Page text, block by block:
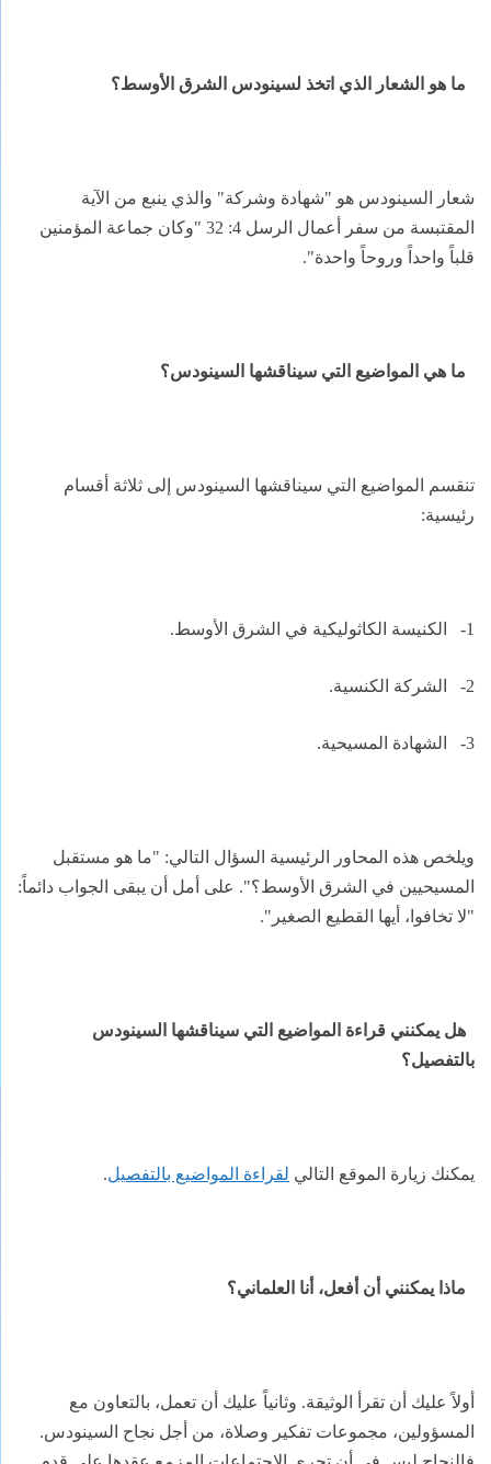
ما هو الشعار الذي اتخذ لسينودس الشرق الأوسط؟
شعار السينودس هو "شهادة وشركة" والذي ينبع من الآية
المقتبسة من سفر أعمال الرسل 4: 32 "وكان جماعة المؤمنين
قلباً واحداً وروحاً واحدة".
ما هي المواضيع التي سيناقشها السينودس؟
تنقسم المواضيع التي سيناقشها السينودس إلى ثلاثة أقسام
رئيسية:
1- الكنيسة الكاثوليكية في الشرق الأوسط.
2- الشركة الكنسية.
3- الشهادة المسيحية.
ويلخص هذه المحاور الرئيسية السؤال التالي: "ما هو مستقبل
المسيحيين في الشرق الأوسط؟". على أمل أن يبقى الجواب دائماً:
"لا تخافوا، أيها القطيع الصغير".
هل يمكنني قراءة المواضيع التي سيناقشها السينودس
بالتفصيل؟
يمكنك زيارة الموقع التالي لقراءة المواضيع بالتفصيل.
ماذا يمكنني أن أفعل، أنا العلماني؟
أولاً عليك أن تقرأ الوثيقة. وثانياً عليك أن تعمل، بالتعاون مع
المسؤولين، مجموعات تفكير وصلاة، من أجل نجاح السينودس.